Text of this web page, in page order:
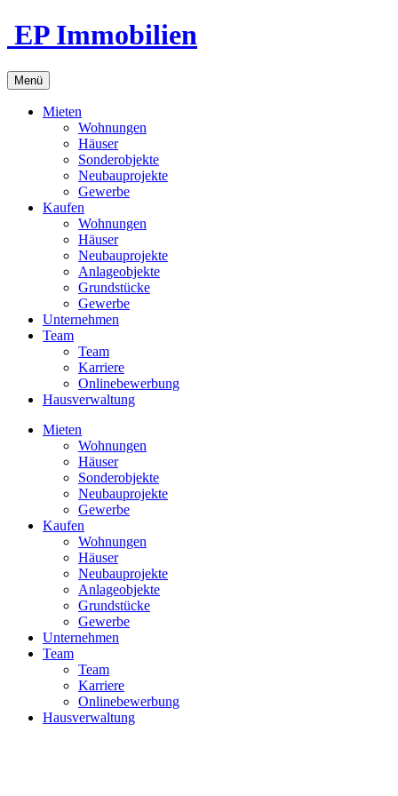
EP Immobilien
Menü
Mieten
Wohnungen
Häuser
Sonderobjekte
Neubauprojekte
Gewerbe
Kaufen
Wohnungen
Häuser
Neubauprojekte
Anlageobjekte
Grundstücke
Gewerbe
Unternehmen
Team
Team
Karriere
Onlinebewerbung
Hausverwaltung
Mieten
Wohnungen
Häuser
Sonderobjekte
Neubauprojekte
Gewerbe
Kaufen
Wohnungen
Häuser
Neubauprojekte
Anlageobjekte
Grundstücke
Gewerbe
Unternehmen
Team
Team
Karriere
Onlinebewerbung
Hausverwaltung